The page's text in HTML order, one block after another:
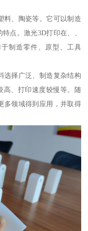
料、陶瓷等。它可以制造
点。激光3D打印在、、
制造零件、原型、工具
选择广泛、制造复杂结构
高、打印速度较慢等。随
多领域得到应用，并取得